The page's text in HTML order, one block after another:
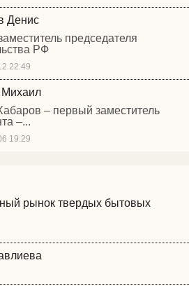
Денис
председателя
РФ
22:49
– первый заместитель
–...
19:29
рынок твердых бытовых